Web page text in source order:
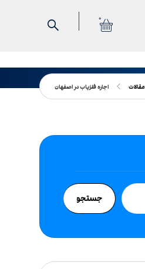
0
مقالات اجاره فلزیاب در اصفهان
جستجو